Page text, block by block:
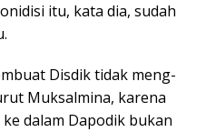
itu, kata dia, sudah
Disdik tidak meng-
Muksalmina, karena
dalam Dapodik bukan